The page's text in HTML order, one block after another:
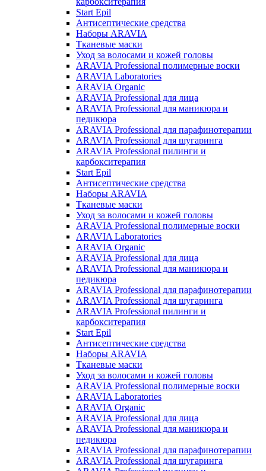
Start Epil
Антисептические средства
Наборы ARAVIA
Тканевые маски
Уход за волосами и кожей головы
ARAVIA Professional полимерные воски
ARAVIA Laboratories
ARAVIA Organic
ARAVIA Professional для лица
ARAVIA Professional для маникюра и
педикюра
ARAVIA Professional для парафинотерапии
ARAVIA Professional для шугаринга
ARAVIA Professional пилинги и
карбокситерапия
Start Epil
Антисептические средства
Наборы ARAVIA
Тканевые маски
Уход за волосами и кожей головы
ARAVIA Professional полимерные воски
ARAVIA Laboratories
ARAVIA Organic
ARAVIA Professional для лица
ARAVIA Professional для маникюра и
педикюра
ARAVIA Professional для парафинотерапии
ARAVIA Professional для шугаринга
ARAVIA Professional пилинги и
карбокситерапия
Start Epil
Антисептические средства
Наборы ARAVIA
Тканевые маски
Уход за волосами и кожей головы
ARAVIA Professional полимерные воски
ARAVIA Laboratories
ARAVIA Organic
ARAVIA Professional для лица
ARAVIA Professional для маникюра и
педикюра
ARAVIA Professional для парафинотерапии
ARAVIA Professional для шугаринга